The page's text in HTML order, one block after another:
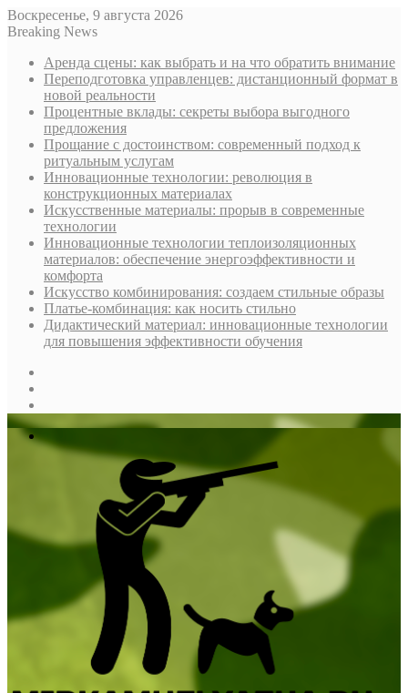
Воскресенье, 9 августа 2026
Breaking News
Аренда сцены: как выбрать и на что обратить внимание
Переподготовка управленцев: дистанционный формат в
новой реальности
Процентные вклады: секреты выбора выгодного
предложения
Прощание с достоинством: современный подход к
ритуальным услугам
Инновационные технологии: революция в
конструкционных материалах
Искусственные материалы: прорыв в современные
технологии
Инновационные технологии теплоизоляционных
материалов: обеспечение энергоэффективности и
комфорта
Искусство комбинирования: создаем стильные образы
Платье-комбинация: как носить стильно
Дидактический материал: инновационные технологии
для повышения эффективности обучения